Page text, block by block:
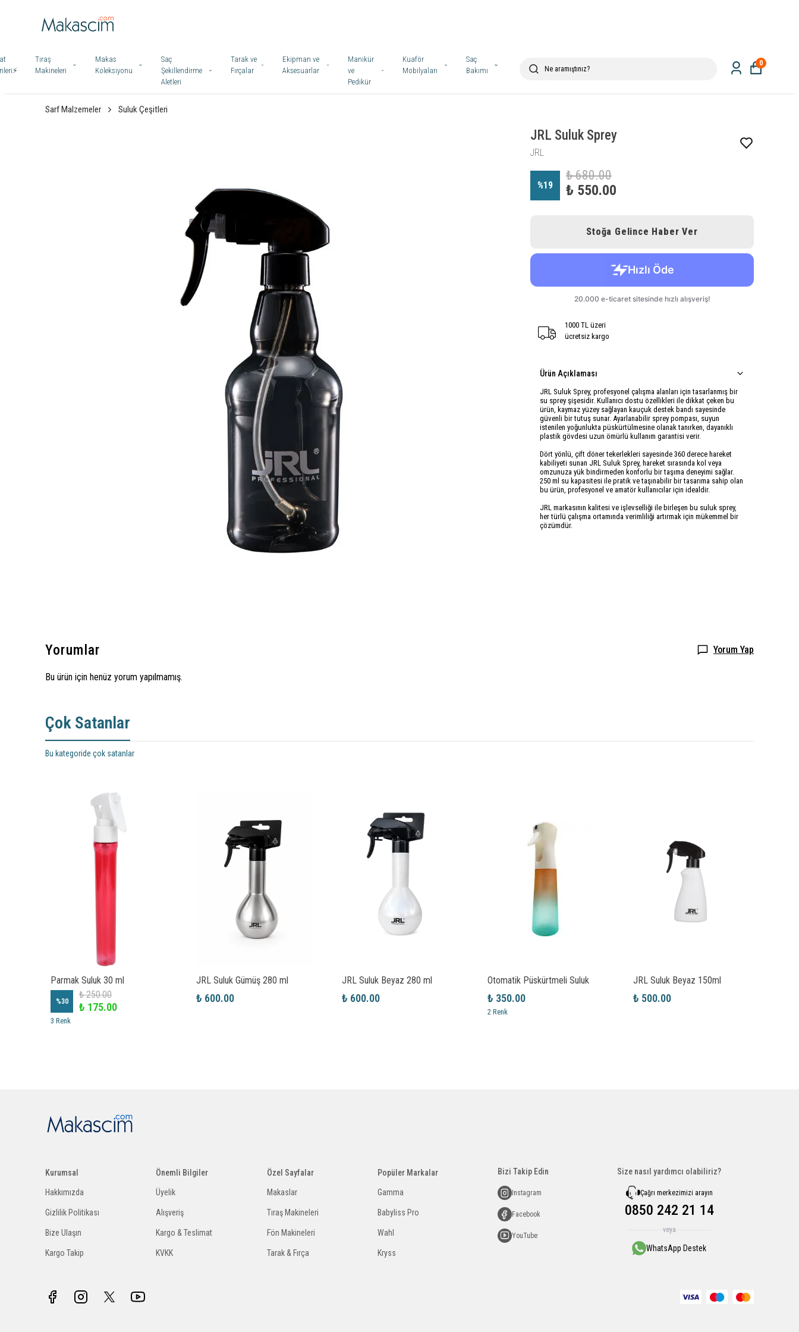
Tıraş
Makineleri
Makas
Koleksiyonu
Saç
Şekillendirme
Aletleri
Tarak ve
Fırçalar
Ekipman ve
Aksesuarlar
Manikür
ve
Pedikür
Kuaför
Mobilyaları
Saç
Bakımı
0
Sarf Malzemeler Suluk Çeşitleri
JRL
JRL Suluk Sprey
%19
₺ 680.00
₺ 550.00
Stoğa Gelince Haber Ver
1000 TL üzeri
ücretsiz kargo
Ürün Açıklaması
JRL Suluk Sprey, profesyonel çalışma alanları için tasarlanmış bir
su sprey şişesidir. Kullanıcı dostu özellikleri ile dikkat çeken bu
ürün, kaymaz yüzey sağlayan kauçuk destek bandı sayesinde
güvenli bir tutuş sunar. Ayarlanabilir sprey pompası, suyun
istenilen yoğunlukta püskürtülmesine olanak tanırken, dayanıklı
plastik gövdesi uzun ömürlü kullanım garantisi verir.
Dört yönlü, çift döner tekerlekleri sayesinde 360 derece hareket
kabiliyeti sunan JRL Suluk Sprey, hareket sırasında kol veya
omzunuza yük bindirmeden konforlu bir taşıma deneyimi sağlar.
250 ml su kapasitesi ile pratik ve taşınabilir bir tasarıma sahip olan
bu ürün, profesyonel ve amatör kullanıcılar için idealdir.
JRL markasının kalitesi ve işlevselliği ile birleşen bu suluk sprey,
her türlü çalışma ortamında verimliliği artırmak için mükemmel bir
çözümdür.
Yorumlar Yorum Yap
Bu ürün için henüz yorum yapılmamış.
Çok Satanlar
Bu kategoride çok satanlar
Parmak Suluk 30 ml
%30
₺ 250.00
₺ 175.00
3 Renk
JRL Suluk Gümüş 280 ml
₺ 600.00
JRL Suluk Beyaz 280 ml
₺ 600.00
Otomatik Püskürtmeli Suluk
₺ 350.00
2 Renk
JRL Suluk Beyaz 150ml
₺ 500.00
Kurumsal
Hakkımızda
Gizlilik Politikası
Bize Ulaşın
Kargo Takip
Önemli Bilgiler
Üyelik
Alışveriş
Kargo & Teslimat
KVKK
Özel Sayfalar
Makaslar
Tıraş Makineleri
Fön Makineleri
Tarak & Fırça
Popüler Markalar
Gamma
Babyliss Pro
Wahl
Kryss
Bizi Takip Edin
Instagram
Facebook
YouTube
Size nasıl yardımcı olabiliriz?
Çağrı merkezimizi arayın
0850 242 21 14
veya
WhatsApp Destek